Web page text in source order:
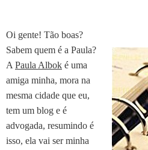
Oi gente! Tão boas?
Sabem quem é a Paula?
A Paula Albok é uma
amiga minha, mora na
mesma cidade que eu,
tem um blog e é
advogada, resumindo é
isso, ela vai ser minha